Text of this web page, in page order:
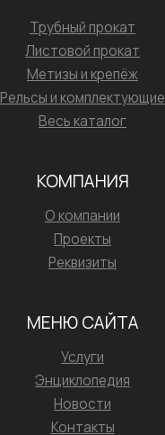
Трубный прокат
Листовой прокат
Метизы и крепёж
Рельсы и комплектующие
Весь каталог
КОМПАНИЯ
О компании
Проекты
Реквизиты
МЕНЮ САЙТА
Услуги
Энциклопедия
Новости
Контакты